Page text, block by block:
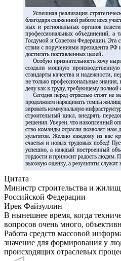
Цитата
Министр строительства и
Российской Федерации
Ирек Файзуллин
В нынешнее время, когда
вопросов очень много,
Работа средств массовой
значение для формирования у
происходящих отраслевых